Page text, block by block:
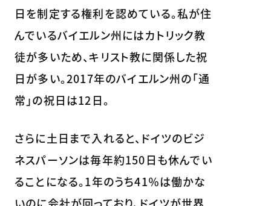
日を制定する権利を認めている。私が住
んでいるバイエルン州にはカトリック教
徒が多いため、キリスト教に関係した祝
日が多い。2017年のバイエルン州の「通
常」の祝日は12日。
さらに土日まで入れると、ドイツのビジ
ネスパーソンは毎年約150日も休んでい
ることになる。1年のうち41％は働かな